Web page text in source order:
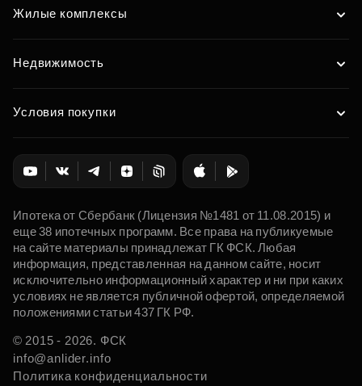
Жилые комплексы
Недвижимость
Условия покупки
Ипотека от Сбербанк (Лицензия №1481 от 11.08.2015) и
еще 38 ипотечных программ. Все права на публикуемые
на сайте материалы принадлежат ГК ФСК. Любая
информация, представленная на данном сайте, носит
исключительно информационный характер и ни при каких
условиях не является публичной офертой, определяемой
положениями статьи 437 ГК РФ.
© 2015 - 2026. ФСК
info@anlider.info
Политика конфиденциальности